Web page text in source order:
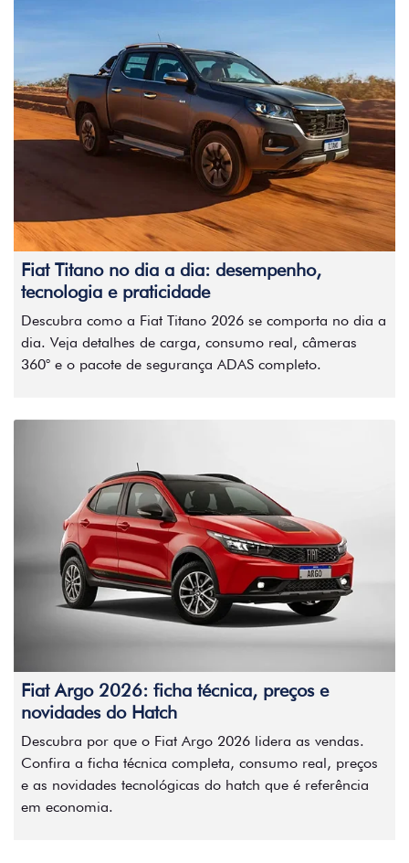
Fiat Titano no dia a dia: desempenho,
tecnologia e praticidade
Descubra como a Fiat Titano 2026 se comporta no dia a
dia. Veja detalhes de carga, consumo real, câmeras
360° e o pacote de segurança ADAS completo.
Fiat Argo 2026: ficha técnica, preços e
novidades do Hatch
Descubra por que o Fiat Argo 2026 lidera as vendas.
Confira a ficha técnica completa, consumo real, preços
e as novidades tecnológicas do hatch que é referência
em economia.